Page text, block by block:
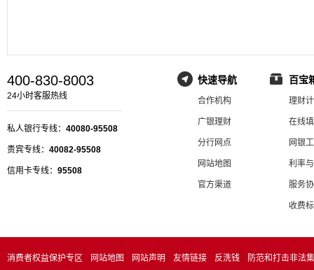
400-830-8003
24小时客服热线
私人银行专线： 40080-95508
贵宾专线： 40082-95508
信用卡专线： 95508
快速导航
合作机构
广银理财
分行网点
网站地图
官方渠道
百宝
理财
在线
网银
利率
服务
收费
消费者权益保护专区 网站地图 网站声明 友情链接 反洗钱 防范和打击非法